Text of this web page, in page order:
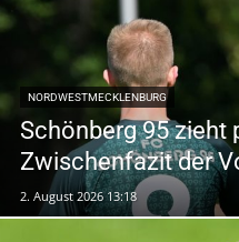
NORDWESTMECKLENBURG
Schönberg 95 zieht
Zwischenfazit der
2. August 2026 13:18